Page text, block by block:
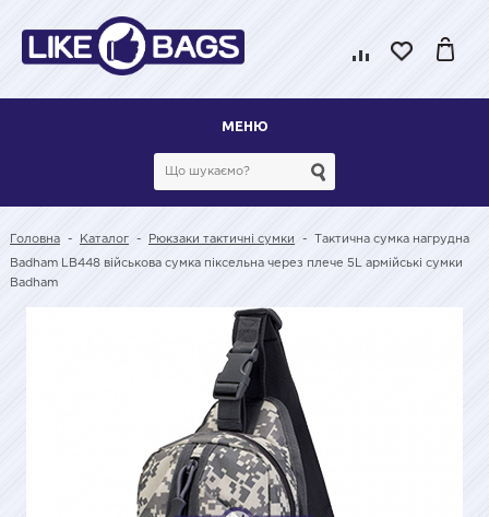
МЕНЮ
Головна - Каталог - Рюкзаки тактичні сумки - Тактична сумка нагрудна
Badham LB448 військова сумка піксельна через плече 5L армійські сумки
Badham